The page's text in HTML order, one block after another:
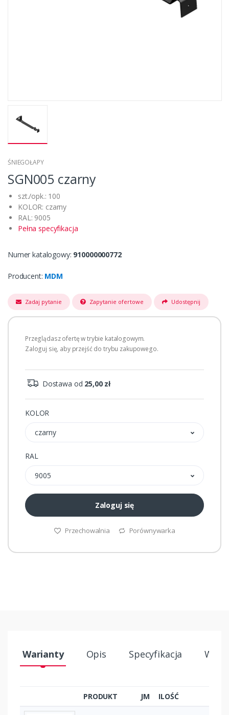
ŚNIEGOŁAPY
SGN005 czarny
szt./opk.: 100
KOLOR: czarny
RAL: 9005
Pełna specyfikacja
Numer katalogowy: 910000000772
Producent: MDM
Zadaj pytanie Zapytanie ofertowe Udostępnij
Przeglądasz ofertę w trybie katalogowym.
Zaloguj się, aby przejść do trybu zakupowego.
Dostawa od 25,00 zł
KOLOR
czarny
RAL
9005
Zaloguj się
Przechowalnia Porównywarka
Warianty Opis Specyfikacja
PRODUKT JM ILOŚĆ